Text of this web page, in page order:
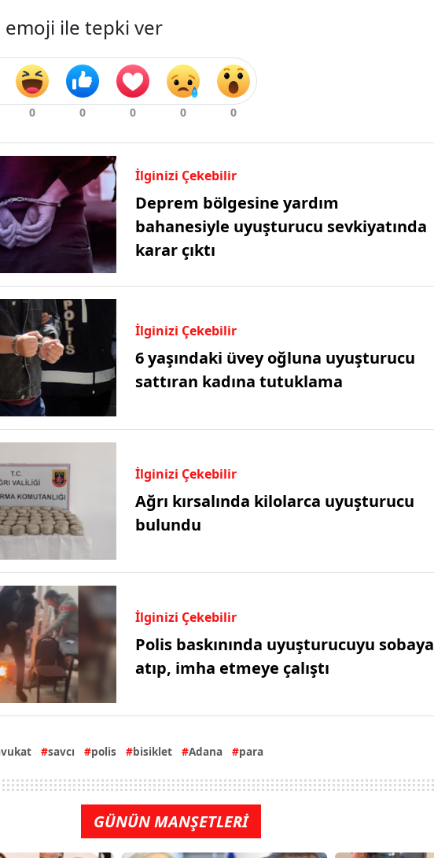
emoji ile tepki ver
İlginizi Çekebilir
Deprem bölgesine yardım
bahanesiyle uyuşturucu sevkiyatında
karar çıktı
İlginizi Çekebilir
6 yaşındaki üvey oğluna uyuşturucu
sattıran kadına tutuklama
İlginizi Çekebilir
Ağrı kırsalında kilolarca uyuşturucu
bulundu
İlginizi Çekebilir
Polis baskınında uyuşturucuyu sobaya
atıp, imha etmeye çalıştı
savcı polis bisiklet Adana para
GÜNÜN MANŞETLERİ